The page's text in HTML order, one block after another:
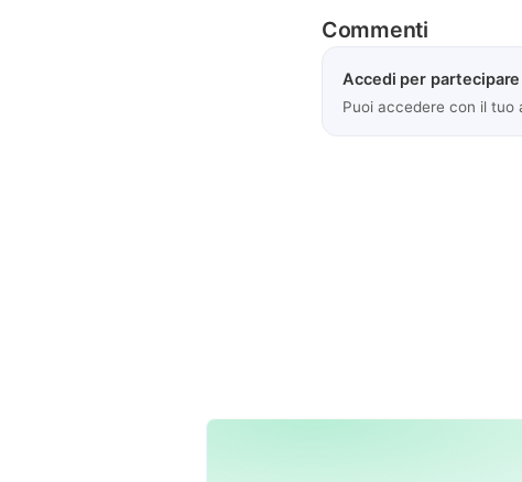
Commenti
Accedi per
Puoi accedere con il tuo